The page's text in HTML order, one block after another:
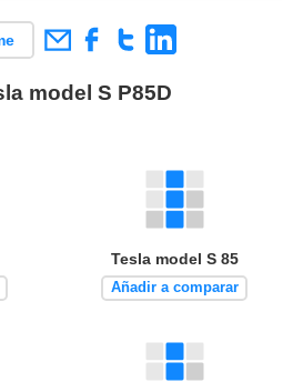
model S P85D
Tesla model S 85
Añadir a comparar